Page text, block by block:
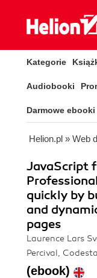
Kategorie
Audiobooki
Darmowe ebooki
Helion.pl » Web
JavaScript
quickly by
and
pages
Laurence Lars
Percival,
(ebook)